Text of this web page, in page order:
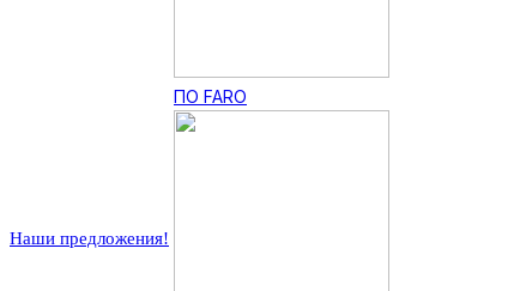
Наши предложения!
ПО FARO